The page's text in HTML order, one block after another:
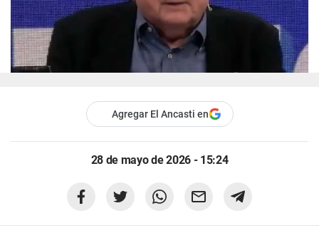
Agregar El Ancasti en
28 de mayo de 2026 - 15:24